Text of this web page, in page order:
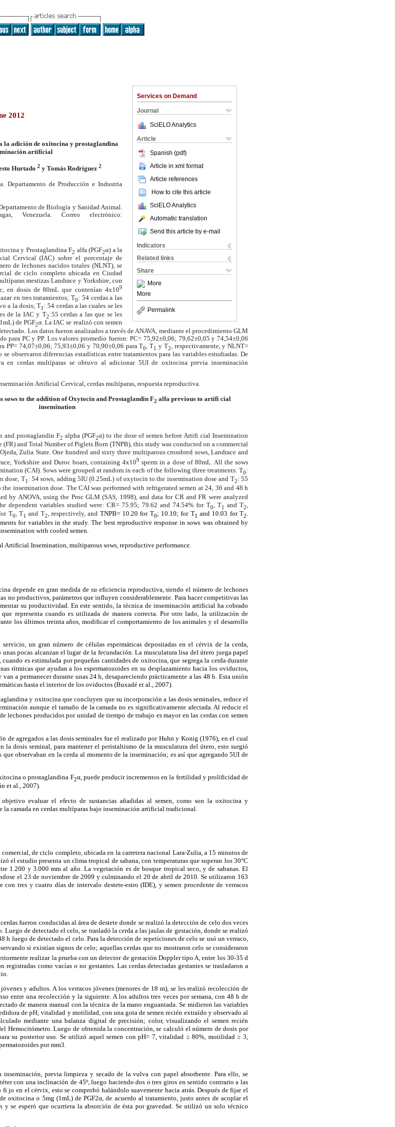
Services on Demand
Journal
SciELO Analytics
Article
Spanish (pdf)
Article in xml format
Article references
How to cite this article
SciELO Analytics
Automatic translation
Send this article by e-mail
Indicators
Related links
Share
More
More
Permalink
2012
la adición de oxitocina y prostaglandina
artificial
Hurtado 2 y Tomás Rodríguez 2
Departamento de Producción e Industria
de Biología y Sanidad Animal.
Venezuela. Correo electrónico:
y Prostaglandina F2 alfa (PGF2α) a la
Cervical (IAC) sobre el porcentaje de
de lechones nacidos totales (NLNT), se
de ciclo completo ubicada en Ciudad
mestizas Landrace y Yorkshire, con
en dosis de 80mL que contenían 4x109
en tres tratamientos; T0: 54 cerdas a las
a la dosis; T1 : 54 cerdas a las cuales se les
de la IAC y T2:55 cerdas a las que se les
de PGF2α. La IAC se realizó con semen
Los datos fueron analizados a través de ANAVA, mediante el procedimiento GLM
para PC y PP. Los valores promedio fueron: PC= 75,92±0,06; 79,62±0,05 y 74,54±0,06
PP= 74,07±0,06; 75,93±0,06 y 70,90±0,06 para T0 , T1 y T2
, respectivamente, y NLNT=
se observaron diferencias estadísticas entre tratamientos para las variables estudiadas. De
en cerdas multíparas se obtuvo al adicionar 5UI de oxitocina previa inseminación
Artificial Cervical, cerdas multíparas, respuesta reproductiva.
to the addition of Oxytocin and Prostaglandin F2 alfa previous to artifi cial
insemination
and prostaglandin F2 alpha (PGF2α) to the dose of semen before Artifi cial Insemination
and Total Number of Piglets Born (TNPB), this study was conducted on a commercial
Zulia State. One hundred and sixty three multiparous crossbred sows, Landrace and
Yorkshire and Duroc boars, containing 4x109 sperm in a dose of 80mL. All the sows
(CAI). Sows were grouped at random in each of the following three treatments: T0:
dose, T1 : 54 sows, adding 5IU (0.25mL) of oxytocin to the insemination dose and T2: 55
the insemination dose. The CAI was performed with refrigerated semen at 24, 36 and 48 h
by ANOVA, using the Proc GLM (SAS, 1998), and data for CR and FR were analyzed
dependent variables studied were: CR= 75.95; 79.62 and 74.54% for T0 , T1 and T2
T0, T1 and T2, respectively, and TNPB= 10.20 for T0; 10.10; for T1 and 10.03 for T2.
for variables in the study. The best reproductive response in sows was obtained by
with cooled semen.
Artificial Insemination, multiparous sows, reproductive performance.
depende en gran medida de su eficiencia reproductiva, siendo el número de lechones
no productivos, parámetros que influyen considerablemente. Para hacer competitivas las
su productividad. En este sentido, la técnica de inseminación artificial ha cobrado
representa cuando es utilizada de manera correcta. Por otro lado, la utilización de
los últimos treinta años, modificar el comportamiento de los animales y el desarrollo
un gran número de células espermáticas depositadas en el cérvix de la cerda,
pocas alcanzan el lugar de la fecundación. La musculatura lisa del útero juega papel
es estimulada por pequeñas cantidades de oxitocina, que segrega la cerda durante
rítmicas que ayudan a los espermatozoides en su desplazamiento hacia los oviductos,
a permanecer durante unas 24 h, desapareciendo prácticamente a las 48 h. Esta unión
hasta el interior de los oviductos (Buxadé et al., 2007).
y oxitocina que concluyen que su incorporación a las dosis seminales, reduce el
aunque el tamaño de la camada no es significativamente afectada. Al reducir el
lechones producidos por unidad de tiempo de trabajo es mayor en las cerdas con semen
de agregados a las dosis seminales fue el realizado por Huhn y Konig (1976), en el cual
la dosis seminal, para mantener el peristaltismo de la musculatura del útero, esto surgió
observaban en la cerda al momento de la inseminación; es así que agregando 5UI de
o prostaglandina F2α, puede producir incrementos en la fertilidad y prolificidad de
et al., 2007).
evaluar el efecto de sustancias añadidas al semen, como son la oxitocina y
camada en cerdas multíparas bajo inseminación artificial tradicional.
de ciclo completo, ubicada en la carretera nacional Lara-Zulia, a 15 minutos de
el estudio presenta un clima tropical de sabana, con temperaturas que superan los 30°C
1.200 y 3.000 mm al año. La vegetación es de bosque tropical seco, y de sabanas. El
el 23 de noviembre de 2009 y culminando el 20 de abril de 2010. Se utilizaron 163
con tres y cuatro días de intervalo destete-estro (IDE), y semen procedente de verracos
fueron conducidas al área de destete donde se realizó la detección de celo dos veces
de detectado el celo, se trasladó la cerda a las jaulas de gestación, donde se realizó
h luego de detectado el celo. Para la detección de repeticiones de celo se usó un verraco,
si existían signos de celo; aquellas cerdas que no mostraron celo se consideraron
realizar la prueba con un detector de gestación Doppler tipo A, entre los 30-35 d
como vacías o no gestantes. Las cerdas detectadas gestantes se trasladaron a
y adultos. A los verracos jóvenes (menores de 18 m), se les realizó recolección de
entre una recolección y la siguiente. A los adultos tres veces por semana, con 48 h de
de manera manual con la técnica de la mano enguantada. Se midieron las variables
de pH; vitalidad y motilidad, con una gota de semen recién extraído y observado al
mediante una balanza digital de precisión; color, visualizando el semen recién
Hemocitómetro. Luego de obtenida la concentración, se calculó el número de dosis por
su posterior uso. Se utilizó aquel semen con pH= 7, vitalidad ≥ 80%, motilidad ≥ 3,
por mm3.
previa limpieza y secado de la vulva con papel absorbente. Para ello, se
con una inclinación de 45º, luego haciendo dos o tres giros en sentido contrario a las
jo en el cérvix, esto se comprobó halándolo suavemente hacia atrás. Después de fijar el
oxitocina o 5mg (1mL) de PGF2α, de acuerdo al tratamiento, justo antes de acoplar el
se esperó que ocurriera la absorción de ésta por gravedad. Se utilizó un solo técnico